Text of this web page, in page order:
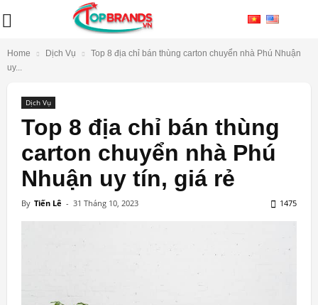
Home Dịch Vụ
Top 8 địa chỉ bán thùng carton chuyển nhà Phú Nhuận
uy...
Dịch Vụ
Top 8 địa chỉ bán thùng
carton chuyển nhà Phú
Nhuận uy tín, giá rẻ
By Tiến Lê - 31 Tháng 10, 2023 1475